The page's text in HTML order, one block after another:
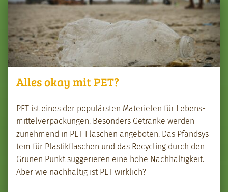
Alles okay mit PET?
PET ist eines der pop­ulärsten Materie­len für Lebens­
mit­telver­pack­un­gen. Beson­ders Getränke wer­den
zunehmend in PET-Flaschen ange­boten. Das Pfandsys­
tem für Plas­tik­flaschen und das Recy­cling durch den
Grü­nen Punkt sug­gerieren eine hohe Nach­haltigkeit.
Aber wie nach­haltig ist PET wirk­lich?